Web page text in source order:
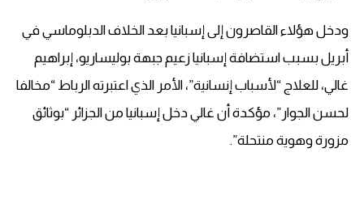
ودخل هؤلاء القاصرون إلى إسبانيا بعد الخلاف الدبلوماسي في
أبريل بسبب استضافة إسبانيا زعيم جبهة بوليساريو، إبراهيم
غالي، للعلاج “لأسباب إنسانية”، الأمر الذي اعتبرته الرباط “مخالفا
لحسن الجوار”، مؤكدة أن غالي دخل إسبانيا من الجزائر “بوثائق
مزورة وهوية منتحلة”.